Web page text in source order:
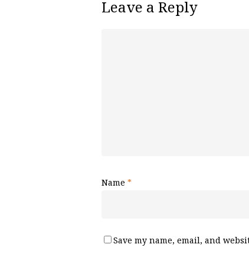
Leave a Reply
Name *
Save my name, email, and